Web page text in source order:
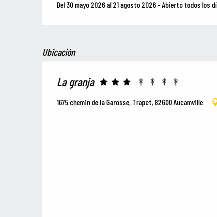
Del 30 mayo 2026 al 21 agosto 2026 - Abierto todos los
Ubicación
La granja
1675 chemin de la Garosse, Trapet, 82600 Aucamville